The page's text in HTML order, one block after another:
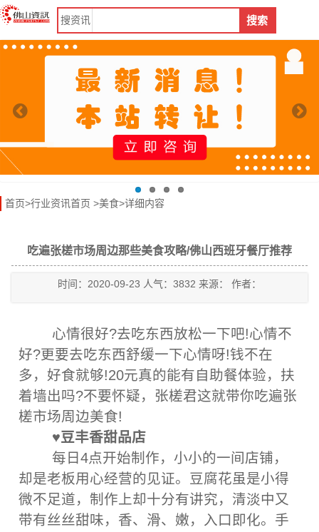
搜资讯 搜索
首页>行业资讯首页 >美食>详细内容
吃遍张槎市场周边那些美食攻略/佛山西班牙餐厅推荐
时间：2020-09-23 人气：3832 来源： 作者：
心情很好?去吃东西放松一下吧!心情不
好?更要去吃东西舒缓一下心情呀!钱不在
多，好食就够!20元真的能有自助餐体验，扶
着墙出吗?不要怀疑，张槎君这就带你吃遍张
槎市场周边美食!
♥豆丰香甜品店
每日4点开始制作，小小的一间店铺，
却是老板用心经营的见证。豆腐花虽是小得
微不足道，制作上却十分有讲究，清淡中又
带有丝丝甜味，香、滑、嫩，入口即化。手